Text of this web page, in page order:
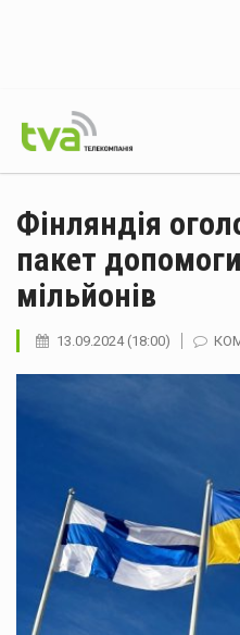
Фінляндія
пакет
мільйонів
13.09.2024 (18:00)